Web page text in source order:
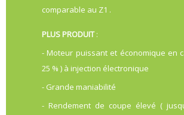
comparable au Z1 .
PLUS PRODUIT:
- Moteur puissant et économique en
25 % ) à injection électronique
- Grande maniabilité
- Rendement de coupe élevé (